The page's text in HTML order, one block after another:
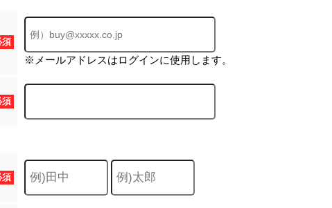
須
※メールアドレスはログインに使用します。
須
須